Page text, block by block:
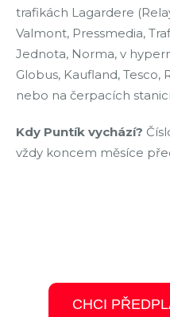
trafikách Lagardere
Valmont, Pressmedia,
Jednota, Norma, v
Globus, Kaufland, Tesco,
nebo na čerpacích
Kdy Puntík vychází?
vždy koncem měsíce
CHCI